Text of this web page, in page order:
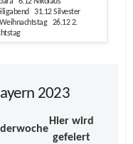
31.12Silvester
26.122.
2023
Hier wird
gefeiert